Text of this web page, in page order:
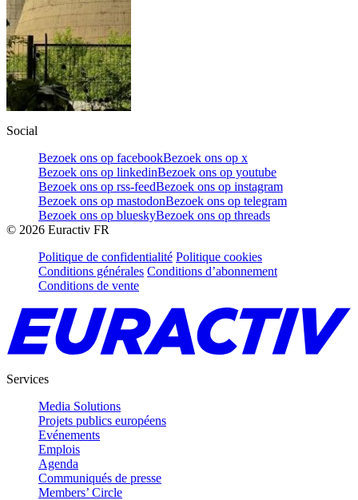
Social
Bezoek ons op facebookBezoek ons op x
Bezoek ons op linkedinBezoek ons op youtube
Bezoek ons op rss-feedBezoek ons op instagram
Bezoek ons op mastodonBezoek ons op telegram
Bezoek ons op blueskyBezoek ons op threads
© 2026 Euractiv FR
Politique de confidentialité Politique cookies
Conditions générales Conditions d’abonnement
Conditions de vente
Services
Media Solutions
Projets publics européens
Evénements
Emplois
Agenda
Communiqués de presse
Members’ Circle